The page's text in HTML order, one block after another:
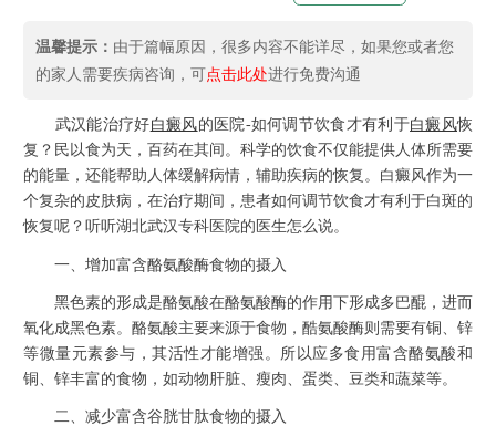
温馨提示： 由于篇幅原因，很多内容不能详尽，如果您或者您
的家人需要疾病咨询，可点击此处进行免费沟通
武汉能治疗好白癜风的医院-如何调节饮食才有利于白癜风恢
复？民以食为天，百药在其间。科学的饮食不仅能提供人体所需要
的能量，还能帮助人体缓解病情，辅助疾病的恢复。白癜风作为一
个复杂的皮肤病，在治疗期间，患者如何调节饮食才有利于白斑的
恢复呢？听听湖北武汉专科医院的医生怎么说。
一、增加富含酪氨酸酶食物的摄入
黑色素的形成是酪氨酸在酪氨酸酶的作用下形成多巴醌，进而
氧化成黑色素。酪氨酸主要来源于食物，酷氨酸酶则需要有铜、锌
等微量元素参与，其活性才能增强。所以应多食用富含酪氨酸和
铜、锌丰富的食物，如动物肝脏、瘦肉、蛋类、豆类和蔬菜等。
二、减少富含谷胱甘肽食物的摄入